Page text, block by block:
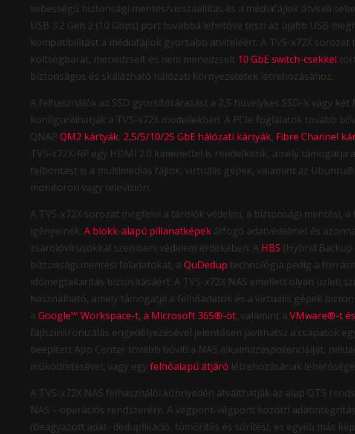
sebességű biztonsági mentés/visszaállítás és a médiafájlok átviteli
USB 3.2 Gen 2 (10 Gbps) port továbbá lehetővé teszi az újabb USB
kompatibilitást a médiafájlok gyorsabb átviteléért. A TVS-x72X sorozat
költségbarát, menedzselt és nem menedzselt 10 GbE switch-csekkel
biztonságos és skálázható hálózati környezetetek létrehozásához.
A felhasználók az SSD gyorsítótárazást a 2,5 hüvelykes SSD-k vagy két
konfigurálhatják a TVS-x72X modellekben. A PCIe foglalatok tovább
QNAP QM2 kártyák, 2,5/5/10/25 GbE hálózati kártyák, Fibre Channel
TVS-x72X-RP egy HDMI 2.0 kimenettel is rendelkezik, amely támogatja
felbontást is a multimédiás fájlok, virtuális gépek, valamint az
monitoron vagy televízión.
A TVS-x72X sorozat megfelel a tárolók védelmi, a biztonsági mentési,
igényeinek. A blokk-alapú pillanatképek átfogó adatvédelmet és
zsarolóvírusokkal szembeni védelem érdekében. A HBS (Hybrid
biztonsági mentési feladatokat, a QuDedup technológia pedig a
időmegtakarítás biztosításáért. A TVS-x72X NAS emellett olyan üzleti
használható, amely támogatja a felhőadatok és a virtuális gépek
a Google™ Workspace-t, a Microsoft 365®-öt, valamint a VMware®-t
fájlszinkronizálás engedélyezésével jelentősen javíthatsz a csapatok
beépített App Center tovább bővíti a NAS alkalmazáspotenciálját,
működtetésével, vagy egy felhőalapú átjáró létrehozásának
A TVS-x72X NAS felhasználói könnyedén átválthatják az alap QTS
NAS – operációs rendszerére. A végpont-végpont közötti
(beágyazott adat- deduplikáció, tömörítés és sűrítés), és egyéb más